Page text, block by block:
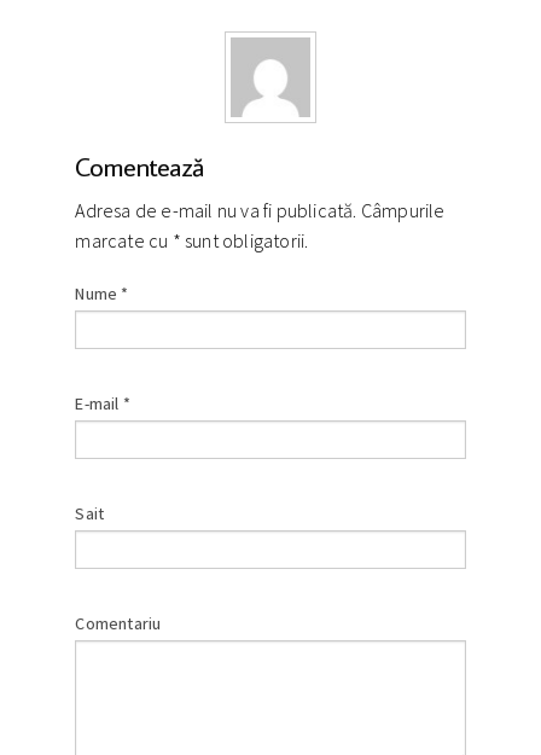
Comentează
Adresa de e-mail nu va fi publicată. Câmpurile
marcate cu * sunt obligatorii.
Nume *
E-mail *
Sait
Comentariu